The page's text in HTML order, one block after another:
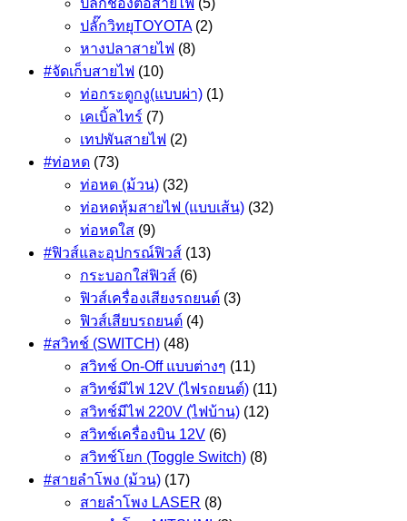
ปลั๊กช่องต่อสายไฟ (5)
ปลั๊กวิทยุTOYOTA (2)
หางปลาสายไฟ (8)
#จัดเก็บสายไฟ (10)
ท่อกระดูกงู(แบบผ่า) (1)
เคเบิ้ลไทร์ (7)
เทปพันสายไฟ (2)
#ท่อหด (73)
ท่อหด (ม้วน) (32)
ท่อหดหุ้มสายไฟ (แบบเส้น) (32)
ท่อหดใส (9)
#ฟิวส์และอุปกรณ์ฟิวส์ (13)
กระบอกใส่ฟิวส์ (6)
ฟิวส์เครื่องเสียงรถยนต์ (3)
ฟิวส์เสียบรถยนต์ (4)
#สวิทช์ (SWITCH) (48)
สวิทช์ On-Off แบบต่างๆ (11)
สวิทช์มีไฟ 12V (ไฟรถยนต์) (11)
สวิทช์มีไฟ 220V (ไฟบ้าน) (12)
สวิทช์เครื่องบิน 12V (6)
สวิทช์โยก (Toggle Switch) (8)
#สายลำโพง (ม้วน) (17)
สายลำโพง LASER (8)